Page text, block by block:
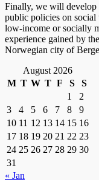
Finally, we will develop
public policies on
low-income or socially
experience gained by
Norwegian city of
August 2026
M T W T F S
S
1
2
3
4 5 6 7 8
9
10 11 12 13 14 15 16
17 18 19 20 21 22 23
24 25 26 27 28 29 30
31
« Jan